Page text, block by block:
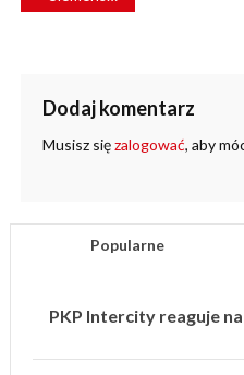
Dodaj komentarz
Musisz sięzalogować, aby
Popularne
PKP Intercity reaguje